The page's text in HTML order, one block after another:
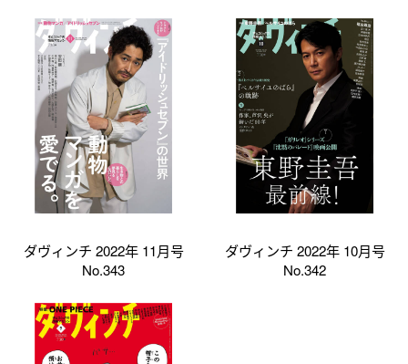
ダヴィンチ 2022年 11月号
No.343
ダヴィンチ 2022年 10月号
No.342